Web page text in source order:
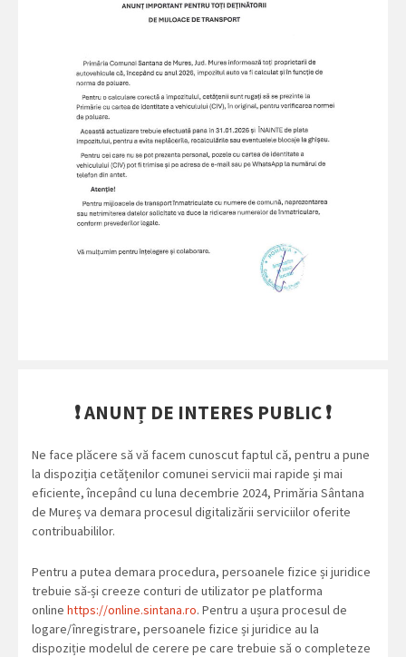
❗ANUNȚ DE INTERES PUBLIC❗
Ne face plăcere să vă facem cunoscut faptul că, pentru a pune
la dispoziția cetățenilor comunei servicii mai rapide și mai
eficiente, începând cu luna decembrie 2024, Primăria Sântana
de Mureș va demara procesul digitalizării serviciilor oferite
contribuabililor.
Pentru a putea demara procedura, persoanele fizice și juridice
trebuie să-și creeze conturi de utilizator pe platforma
online https://online.sintana.ro. Pentru a ușura procesul de
logare/înregistrare, persoanele fizice și juridice au la
dispoziție modelul de cerere pe care trebuie să o completeze